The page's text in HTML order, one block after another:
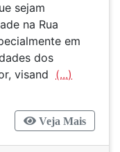
sejam
na Rua
em
dos
visand (...)
Veja Mais